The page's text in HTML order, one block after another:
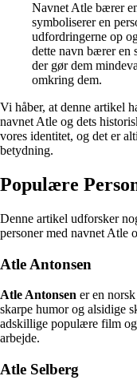
Navnet Atle bærer
symboliserer en
udfordringerne op
dette navn bærer en
der gør dem
omkring dem.
Vi håber, at denne artikel
navnet Atle og dets
vores identitet, og det er
betydning.
Populære
Denne artikel udforsker
personer med navnet Atle
Atle Antonsen
Atle Antonsen er en
skarpe humor og alsidige
adskillige populære film
arbejde.
Atle Selberg